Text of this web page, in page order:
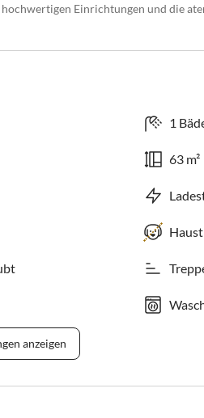
hochwertigen Einrichtungen und die
1
63 m²
anzeigen